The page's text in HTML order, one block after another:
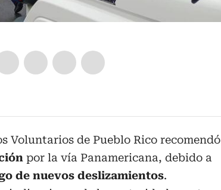
Voluntarios de Pueblo Rico recomendó
por la vía Panamericana, debido a
de nuevos deslizamientos.